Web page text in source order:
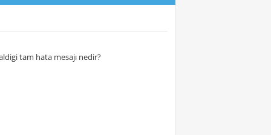
tam hata mesajı nedir?